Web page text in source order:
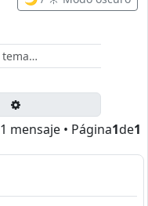
1 mensaje • Página1de1